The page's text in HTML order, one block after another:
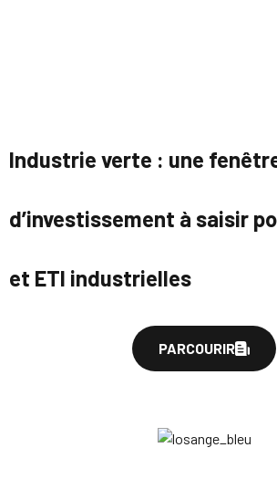
Industrie verte : une
d’investissement à saisir
et ETI industrielles
PARCOURIR